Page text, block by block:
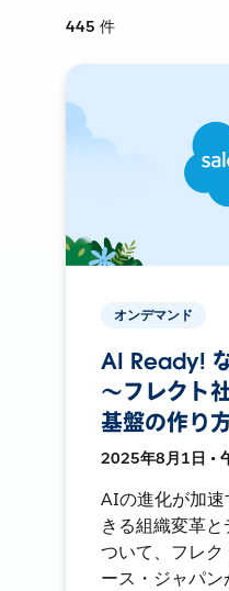
445 件
オンデマンド
AI Ready!
〜フレクト
基盤の作り
2025年8月1日 •
AIの進化が加
きる組織変革
ついて、フレ
ース・ジャパ